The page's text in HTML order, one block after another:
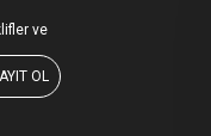
ve
OL